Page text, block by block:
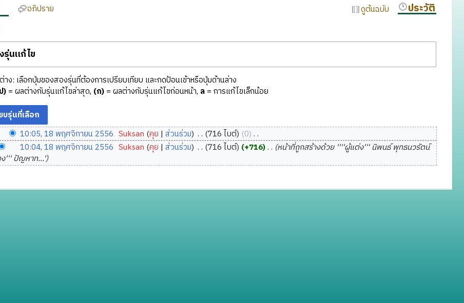
อภิปราย ดูต้นฉบับ ประวัติ
รุ่นแก้ไข
าง: เลือกปุ่มของสองรุ่นที่ต้องการเปรียบเทียบ และกดป้อนเข้าหรือปุ่มด้านล่าง
)= ผลต่างกับรุ่นแก้ไขล่าสุด, (ก)= ผลต่างกับรุ่นแก้ไขก่อนหน้า, ล= การแก้ไขเล็กน้อย
10:05, 18 พฤศจิกายน 2556 Suksan คุย ส่วนร่วม ‎ 716 ไบต์ 0 ‎
10:04, 18 พฤศจิกายน 2556 Suksan คุย ส่วนร่วม ‎ 716 ไบต์ +716 ‎
หน้าที่ถูกสร้างด้วย ''''ผู้แต่ง''' นิพนธ์ พุทธนวรัตน์
ง''' ปัญหาท...'